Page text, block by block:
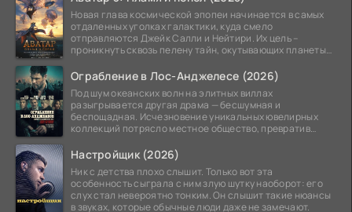
Новая глава космической эпопеи начинается в самых
отдаленных уголках галактики, куда смело
отправляются Джейк Салли и Нейтири. Их цель –
проникнуть сквозь пелену тайн, окутывающих планеты
Ограбление в Лос-Анджелесе (2026)
Под шум океанских волн на элитных виллах
разыгрывается другая драма — бесшумная и
беспощадная. Исчезновение уникальных ювелирных
коллекций потрясло местное общество, превратив
Настройщик (2026)
Ник с детства плохо слышит. Только вот эта
особенность сыграла с ним злую шутку наоборот: его
слух стал невероятно тонким. Он слышит такие нюансы
в звуках, которые обычные люди даже не замечают.